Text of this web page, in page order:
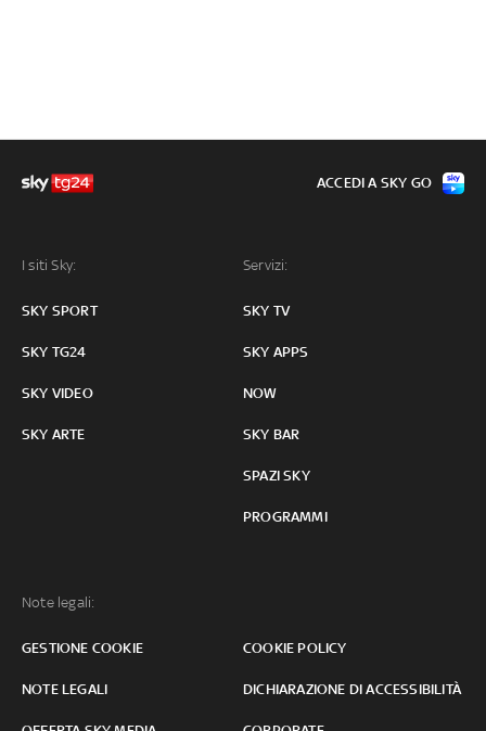
I siti Sky:
SKY SPORT
SKY TG24
SKY VIDEO
SKY ARTE
Servizi:
SKY TV
SKY APPS
NOW
SKY BAR
SPAZI SKY
PROGRAMMI
Note legali:
GESTIONE COOKIE COOKIE POLICY
NOTE LEGALI DICHIARAZIONE DI ACCESSIBILITÀ
ACCEDI A SKY GO